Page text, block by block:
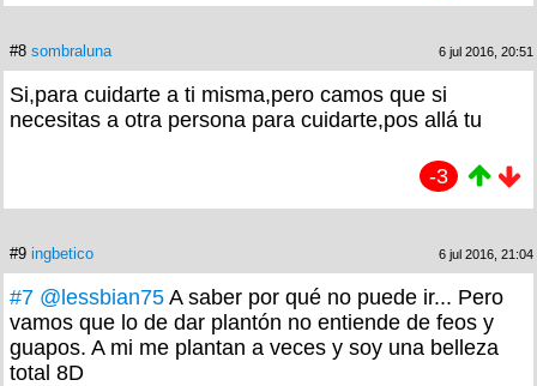
#8 sombraluna 6 jul 2016, 20:51
Si,para cuidarte a ti misma,pero camos que si
necesitas a otra persona para cuidarte,pos allá tu
-3
#9 ingbetico 6 jul 2016, 21:04
#7 @lessbian75 A saber por qué no puede ir... Pero
vamos que lo de dar plantón no entiende de feos y
guapos. A mi me plantan a veces y soy una belleza
total 8D